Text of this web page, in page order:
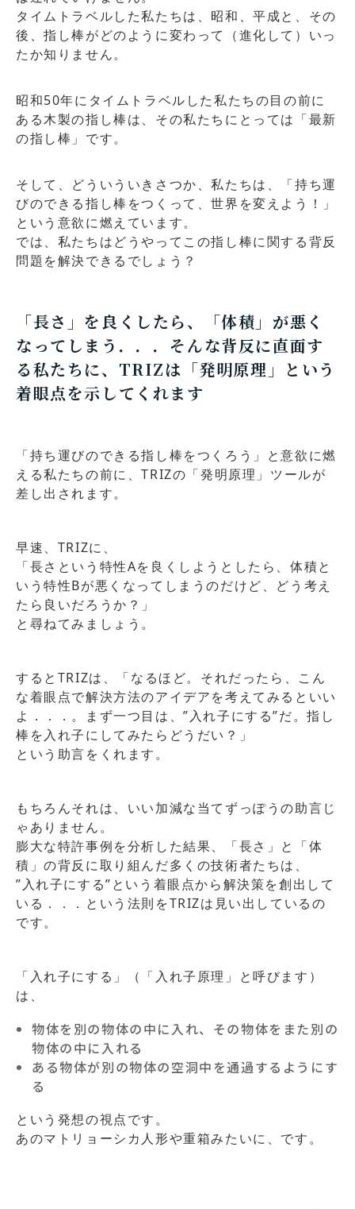
タイムトラベルした私たちは、昭和、平成と、その
後、指し棒がどのように変わって（進化して）いっ
たか知りません。
昭和50年にタイムトラベルした私たちの目の前に
ある木製の指し棒は、その私たちにとっては「最新
の指し棒」です。
そして、どういういきさつか、私たちは、「持ち運
びのできる指し棒をつくって、世界を変えよう！」
という意欲に燃えています。
では、私たちはどうやってこの指し棒に関する背反
問題を解決できるでしょう？
「長さ」を良くしたら、「体積」が悪く
なってしまう．．．そんな背反に直面す
る私たちに、TRIZは「発明原理」という
着眼点を示してくれます
「持ち運びのできる指し棒をつくろう」と意欲に燃
える私たちの前に、TRIZの「発明原理」ツールが
差し出されます。
早速、TRIZに、
「長さという特性Aを良くしようとしたら、体積と
いう特性Bが悪くなってしまうのだけど、どう考え
たら良いだろうか？」
と尋ねてみましょう。
するとTRIZは、「なるほど。それだったら、こん
な着眼点で解決方法のアイデアを考えてみるといい
よ．．．。まず一つ目は、”入れ子にする”だ。指し
棒を入れ子にしてみたらどうだい？」
という助言をくれます。
もちろんそれは、いい加減な当てずっぽうの助言じ
ゃありません。
膨大な特許事例を分析した結果、「長さ」と「体
積」の背反に取り組んだ多くの技術者たちは、
”入れ子にする”という着眼点から解決策を創出して
いる．．．という法則をTRIZは見い出しているの
です。
「入れ子にする」（「入れ子原理」と呼びます）
は、
物体を別の物体の中に入れ、その物体をまた別の
物体の中に入れる
ある物体が別の物体の空洞中を通過するようにす
る
という発想の視点です。
あのマトリョーシカ人形や重箱みたいに、です。